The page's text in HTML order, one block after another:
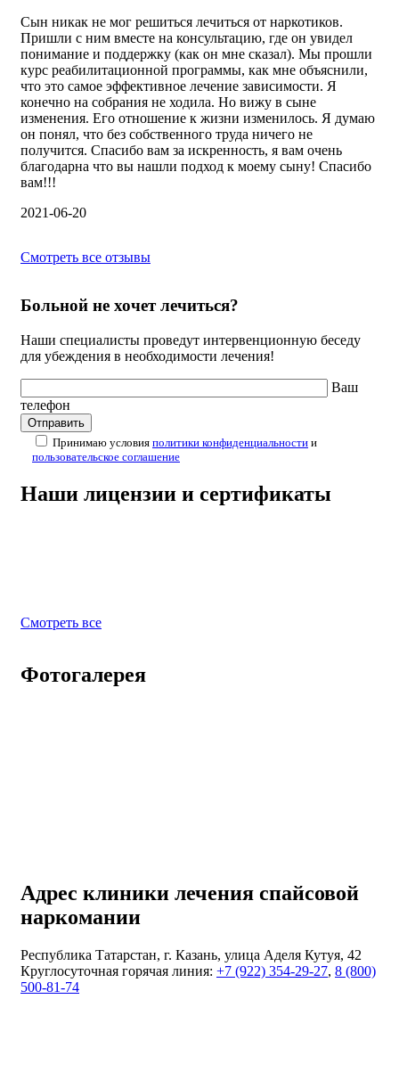
Сын никак не мог решиться лечиться от наркотиков.
Пришли с ним вместе на консультацию, где он увидел
понимание и поддержку (как он мне сказал). Мы прошли
курс реабилитационной программы, как мне объяснили,
что это самое эффективное лечение зависимости. Я
конечно на собрания не ходила. Но вижу в сыне
изменения. Его отношение к жизни изменилось. Я думаю
он понял, что без собственного труда ничего не
получится. Спасибо вам за искренность, я вам очень
благодарна что вы нашли подход к моему сыну! Спасибо
вам!!!
2021-06-20
Смотреть все отзывы
Больной не хочет лечиться?
Наши специалисты проведут интервенционную беседу
для убеждения в необходимости лечения!
Ваш
телефон
Принимаю условия политики конфиденциальности и
пользовательское соглашение
Наши лицензии и сертификаты
Смотреть все
Фотогалерея
Адрес клиники лечения спайсовой
наркомании
Республика Татарстан, г. Казань, улица Аделя Кутуя, 42
Круглосуточная горячая линия: +7 (922) 354-29-27, 8 (800)
500-81-74